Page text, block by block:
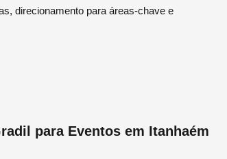
direcionamento para áreas-chave e
para Eventos em Itanhaém